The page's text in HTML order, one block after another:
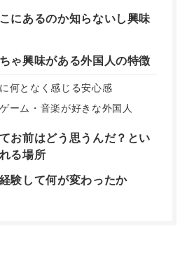
にあるのか知らないし興味
ゃ興味がある外国人の特徴
何となく感じる安心感
ーム・音楽が好きな外国人
お前はどう思うんだ？とい
る場所
験して何が変わったか